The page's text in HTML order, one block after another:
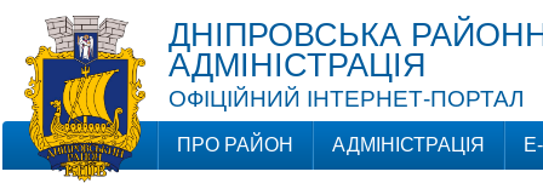
ДНІПРОВСЬКА
АДМІНІСТРАЦІЯ
ОФІЦІЙНИЙ ІНТЕРНЕТ-ПОРТАЛ
ПРО РАЙОН АДМІНІСТРАЦІЯ